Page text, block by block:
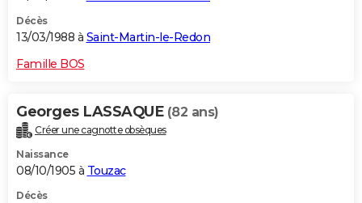
Décès
13/03/1988 à Saint-Martin-le-Redon
Famille BOS
Georges LASSAQUE (82 ans)
Créer une cagnotte obsèques
Naissance
08/10/1905 à Touzac
Décès